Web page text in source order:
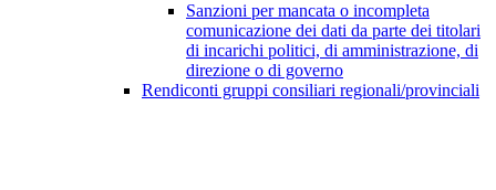
Sanzioni per mancata o incompleta
comunicazione dei dati da parte dei titolari
di incarichi politici, di amministrazione, di
direzione o di governo
Rendiconti gruppi consiliari regionali/provinciali